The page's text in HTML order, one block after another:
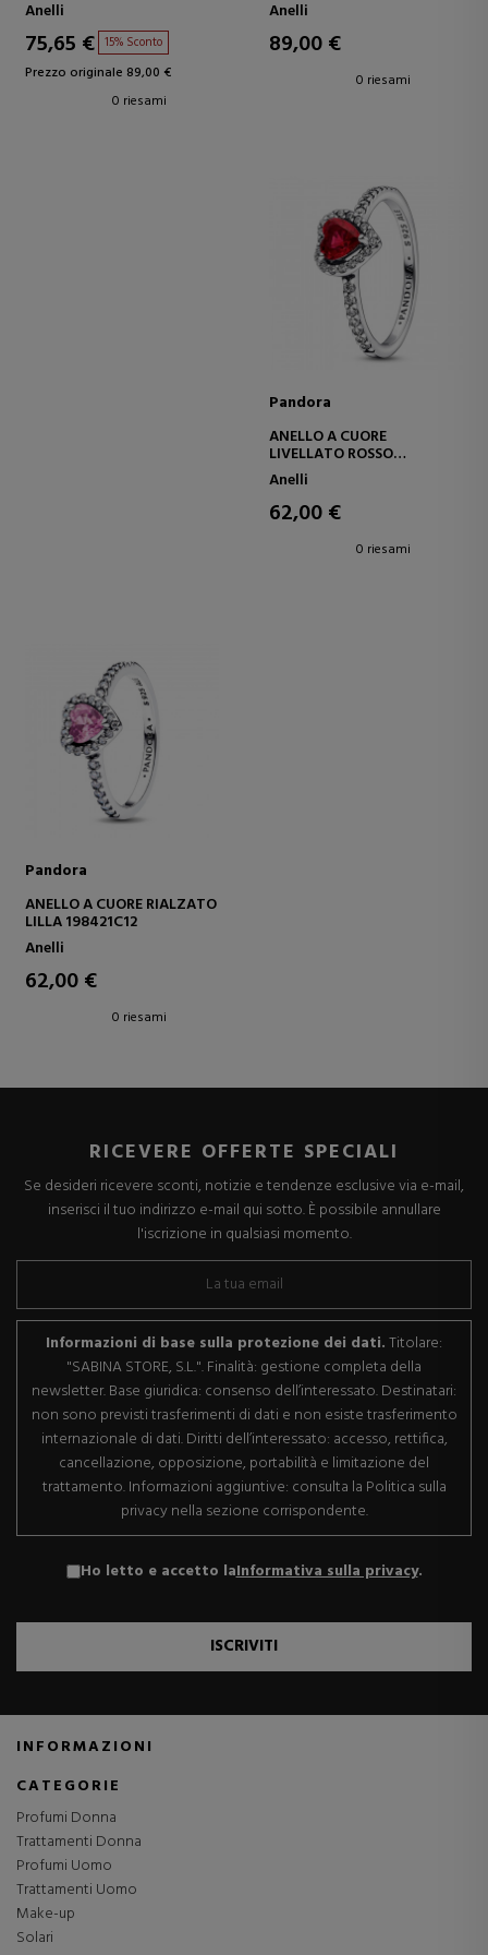
Anelli
75,65 € 15% Sconto
Prezzo originale 89,00 €
0 riesami
Anelli
89,00 €
0 riesami
Pandora
ANELLO A CUORE
LIVELLATO ROSSO
BRILLANTE 198421C02
Anelli
62,00 €
0 riesami
Pandora
ANELLO A CUORE RIALZATO
LILLA 198421C12
Anelli
62,00 €
0 riesami
RICEVERE OFFERTE SPECIALI
Se desideri ricevere sconti, notizie e tendenze esclusive via e-mail,
inserisci il tuo indirizzo e-mail qui sotto. È possibile annullare
l'iscrizione in qualsiasi momento.
Informazioni di base sulla protezione dei dati.Titolare:
"SABINA STORE, S.L.". Finalità: gestione completa della
newsletter. Base giuridica: consenso dell’interessato. Destinatari:
non sono previsti trasferimenti di dati e non esiste trasferimento
internazionale di dati. Diritti dell’interessato: accesso, rettifica,
cancellazione, opposizione, portabilità e limitazione del
trattamento. Informazioni aggiuntive: consulta la Politica sulla
privacy nella sezione corrispondente.
Ho letto e accetto laInformativa sulla privacy.
ISCRIVITI
INFORMAZIONI
CATEGORIE
Profumi Donna
Trattamenti Donna
Profumi Uomo
Trattamenti Uomo
Make-up
Solari